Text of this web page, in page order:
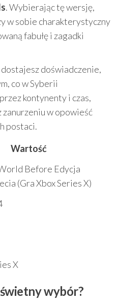
. Wybierając tę wersję,
w sobie charakterystyczny
fabułę i zagadki
doświadczenie,
co w Syberii
kontynenty i czas,
w opowieść
postaci.
Wartość
Before Edycja
(Gra Xbox Series X)
X
wybór?